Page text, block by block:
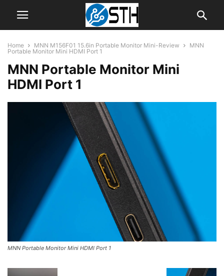
Home MNN M156F01 15.6in Portable Monitor Mini-Review
MNN
Portable Monitor Mini HDMI Port 1
MNN Portable Monitor Mini
HDMI Port 1
MNN Portable Monitor Mini HDMI Port 1